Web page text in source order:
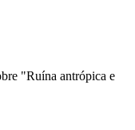
"Ruína antrópica e